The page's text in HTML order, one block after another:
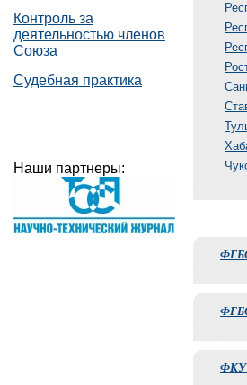
Контроль за
деятельностью членов
Союза
Судебная практика
Наши партнеры:
ФКУ